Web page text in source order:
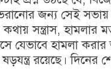
জন্য সেই সভায়
সন্ত্রাস, হামলার
যেভাবে হামলা
রয়েছে। দিনের